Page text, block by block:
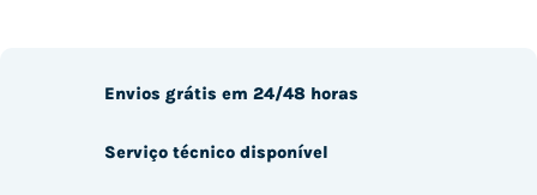
Envios grátis em 24/48 horas
Serviço técnico disponível